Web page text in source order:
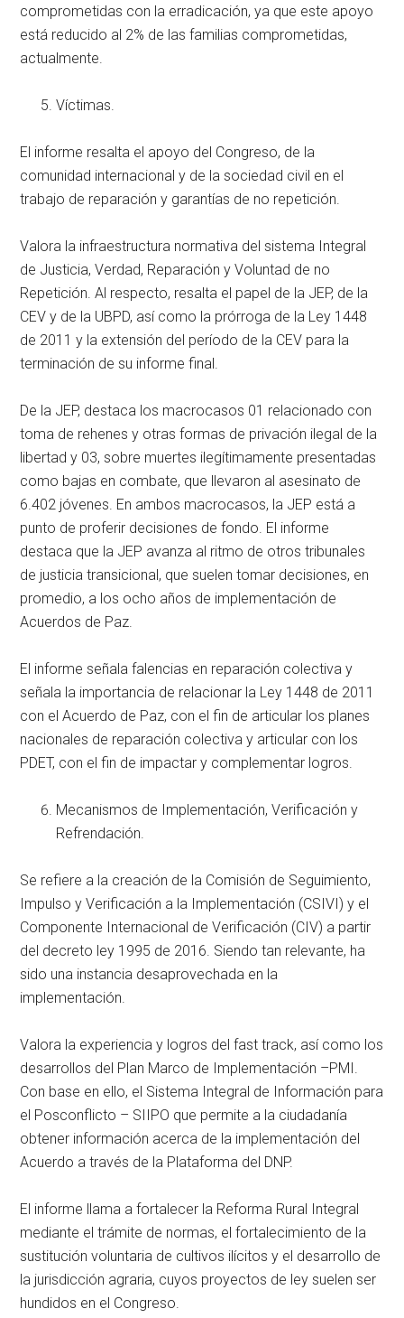
comprometidas con la erradicación, ya que este apoyo
está reducido al 2% de las familias comprometidas,
actualmente.
Víctimas.
El informe resalta el apoyo del Congreso, de la
comunidad internacional y de la sociedad civil en el
trabajo de reparación y garantías de no repetición.
Valora la infraestructura normativa del sistema Integral
de Justicia, Verdad, Reparación y Voluntad de no
Repetición. Al respecto, resalta el papel de la JEP, de la
CEV y de la UBPD, así como la prórroga de la Ley 1448
de 2011 y la extensión del período de la CEV para la
terminación de su informe final.
De la JEP, destaca los macrocasos 01 relacionado con
toma de rehenes y otras formas de privación ilegal de la
libertad y 03, sobre muertes ilegítimamente presentadas
como bajas en combate, que llevaron al asesinato de
6.402 jóvenes. En ambos macrocasos, la JEP está a
punto de proferir decisiones de fondo. El informe
destaca que la JEP avanza al ritmo de otros tribunales
de justicia transicional, que suelen tomar decisiones, en
promedio, a los ocho años de implementación de
Acuerdos de Paz.
El informe señala falencias en reparación colectiva y
señala la importancia de relacionar la Ley 1448 de 2011
con el Acuerdo de Paz, con el fin de articular los planes
nacionales de reparación colectiva y articular con los
PDET, con el fin de impactar y complementar logros.
Mecanismos de Implementación, Verificación y
Refrendación.
Se refiere a la creación de la Comisión de Seguimiento,
Impulso y Verificación a la Implementación (CSIVI) y el
Componente Internacional de Verificación (CIV) a partir
del decreto ley 1995 de 2016. Siendo tan relevante, ha
sido una instancia desaprovechada en la
implementación.
Valora la experiencia y logros del fast track, así como los
desarrollos del Plan Marco de Implementación –PMI.
Con base en ello, el Sistema Integral de Información para
el Posconflicto – SIIPO que permite a la ciudadanía
obtener información acerca de la implementación del
Acuerdo a través de la Plataforma del DNP.
El informe llama a fortalecer la Reforma Rural Integral
mediante el trámite de normas, el fortalecimiento de la
sustitución voluntaria de cultivos ilícitos y el desarrollo de
la jurisdicción agraria, cuyos proyectos de ley suelen ser
hundidos en el Congreso.